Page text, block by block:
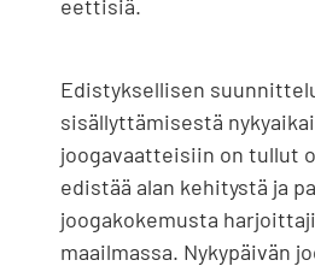
eettisiä.
Edistyksellisen
sisällyttämisestä
joogavaatteisiin on tullut
edistää alan kehitystä ja
joogakokemusta
maailmassa. Nykypäivän